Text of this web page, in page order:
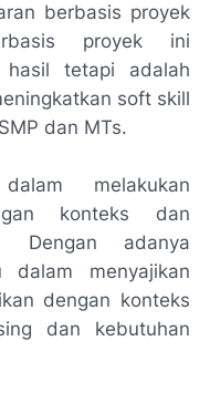
berbasis proyek
proyek ini
hasil tetapi adalah
soft skill
dan MTs.
melakukan
konteks dan
Dengan adanya
menyajikan
dengan konteks
dan kebutuhan